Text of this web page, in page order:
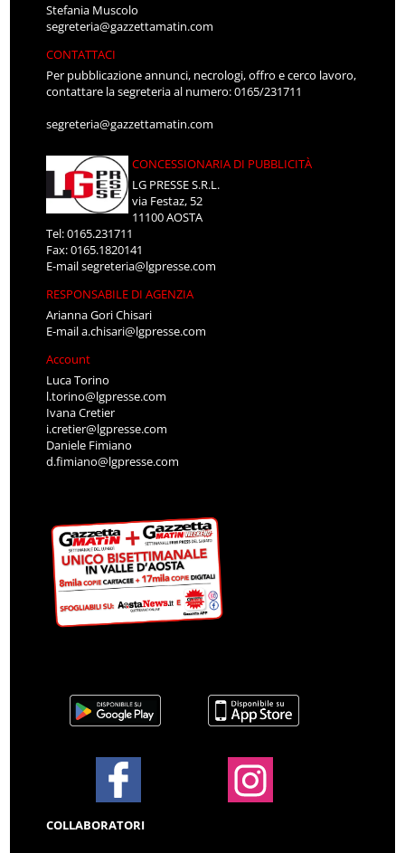
Stefania Muscolo
segreteria@gazzettamatin.com
CONTATTACI
Per pubblicazione annunci, necrologi, offro e cerco lavoro,
contattare la segreteria al numero: 0165/231711
segreteria@gazzettamatin.com
CONCESSIONARIA DI PUBBLICITÀ
LG PRESSE S.R.L.
via Festaz, 52
11100 AOSTA
Tel: 0165.231711
Fax: 0165.1820141
E-mailsegreteria@lgpresse.com
RESPONSABILE DI AGENZIA
Arianna Gori Chisari
E-maila.chisari@lgpresse.com
Account
Luca Torino
l.torino@lgpresse.com
Ivana Cretier
i.cretier@lgpresse.com
Daniele Fimiano
d.fimiano@lgpresse.com
COLLABORATORI